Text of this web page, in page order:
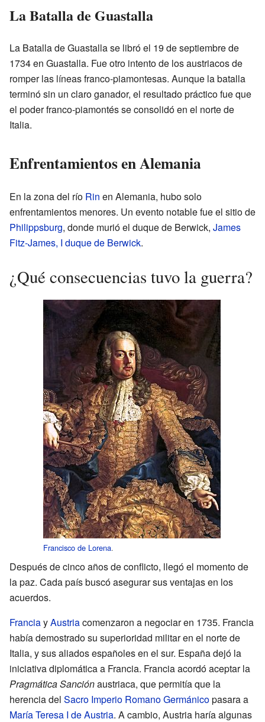
La Batalla de Guastalla
La Batalla de Guastalla se libró el 19 de septiembre de
1734 en Guastalla. Fue otro intento de los austriacos de
romper las líneas franco-piamontesas. Aunque la batalla
terminó sin un claro ganador, el resultado práctico fue que
el poder franco-piamontés se consolidó en el norte de
Italia.
Enfrentamientos en Alemania
En la zona del río Rin en Alemania, hubo solo
enfrentamientos menores. Un evento notable fue el sitio de
Philippsburg, donde murió el duque de Berwick, James
Fitz-James, I duque de Berwick.
¿Qué consecuencias tuvo la guerra?
Francisco de Lorena.
Después de cinco años de conflicto, llegó el momento de
la paz. Cada país buscó asegurar sus ventajas en los
acuerdos.
FranciayAustriacomenzaron a negociar en 1735. Francia
había demostrado su superioridad militar en el norte de
Italia, y sus aliados españoles en el sur. España dejó la
iniciativa diplomática a Francia. Francia acordó aceptar la
Pragmática Sanciónaustriaca, que permitía que la
herencia del Sacro Imperio Romano Germánicopasara a
María Teresa I de Austria. A cambio, Austria haría algunas